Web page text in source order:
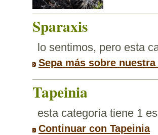
Sparaxis
lo sentimos, pero esta
Sepa más sobre
Tapeinia
esta categoría tiene 1
Continuar con Tapeinia